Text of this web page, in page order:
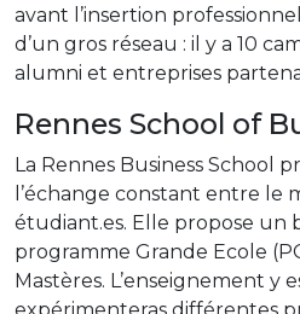
avant l’insertion
d’un gros réseau : il y a 10
alumni et entreprises
Rennes School of
La Rennes Business School
l’échange constant entre le
étudiant.es. Elle propose un
programme Grande Ecole
Mastères. L’enseignement y